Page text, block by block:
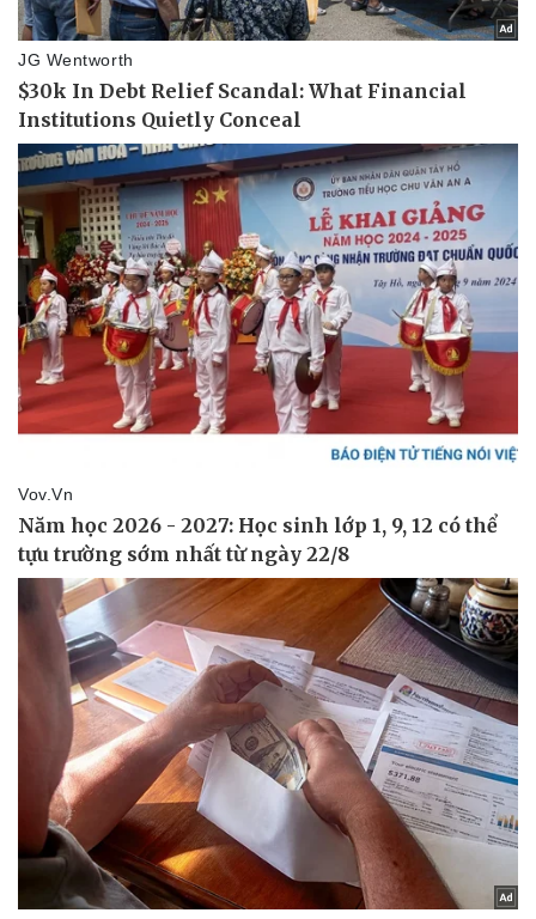
Kinh tế
Bất động sản
Khởi nghiệp
Thị trường
Giá vàng
Tiêu dùng
Tỷ giá
Chứng khoán
Giá cà phê